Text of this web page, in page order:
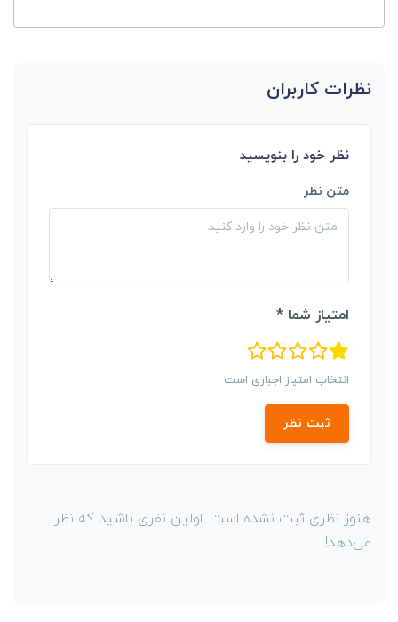
نظرات کاربران
نظر خود را بنویسید
متن نظر
امتیاز شما *
انتخاب امتیاز اجباری است
ثبت نظر
هنوز نظری ثبت نشده است. اولین نفری باشید که نظر
می‌دهد!